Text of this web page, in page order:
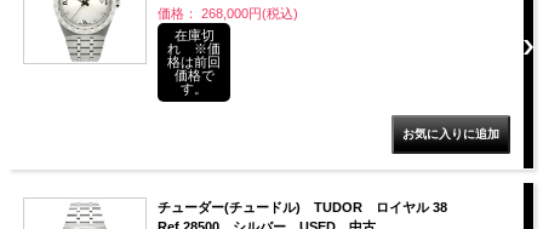
価格： 268,000円(税込)
在庫切
れ ※価
格は前回
価格で
す。
チューダー(チュードル) TUDOR ロイヤル 38
Ref.28500 シルバー USED 中古